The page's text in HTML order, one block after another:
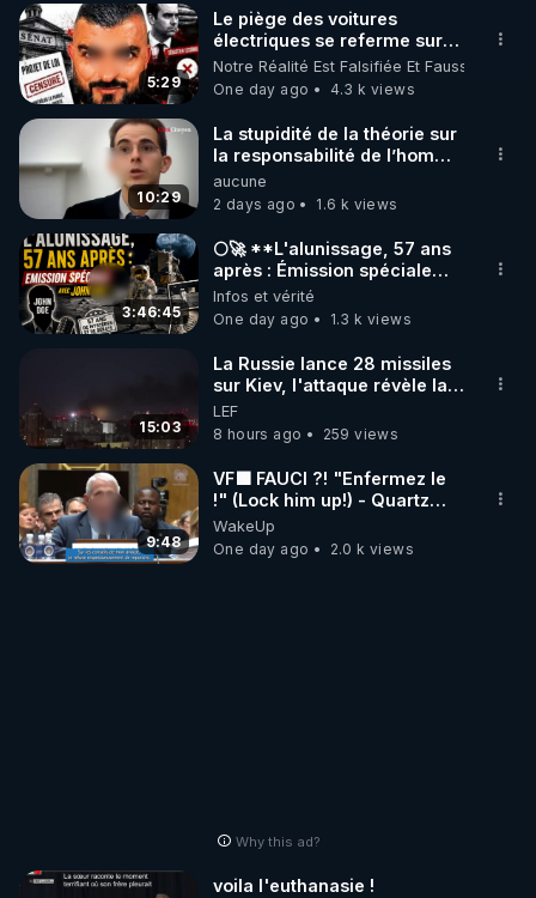
▶ 30 jours gratuit sur l’application de méditation et
de bien-être ENVOL :
Rendez-vous sur https://www.envol.app/code
le code : REGENERE
5:29
Le piège des voitures
électriques se referme sur
les usagers !
Notre Réalité Est Falsifiée Et Fausse
One day ago
4.3 k views
10:29
La stupidité de la théorie sur
la responsabilité de l’homme
concernant le dioxyde de
carbone.
aucune
2 days ago
1.6 k views
3:46:45
🌕🚀 **L'alunissage, 57 ans
après : Émission spéciale
avec John Doe !** 👨 🚀✨
Infos et vérité
One day ago
1.3 k views
15:03
La Russie lance 28 missiles
sur Kiev, l'attaque révèle la
faiblesse de Kiev
LEF
8 hours ago
259 views
9:48
VF🟩 FAUCI ?! "Enfermez le
!" (Lock him up!) - Quartz
Traduction
WakeUp
One day ago
2.0 k views
Why this ad?
voila l'euthanasie !